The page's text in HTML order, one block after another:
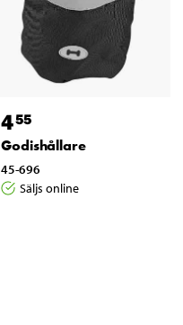
455
Godishållare
45-696
Säljs online